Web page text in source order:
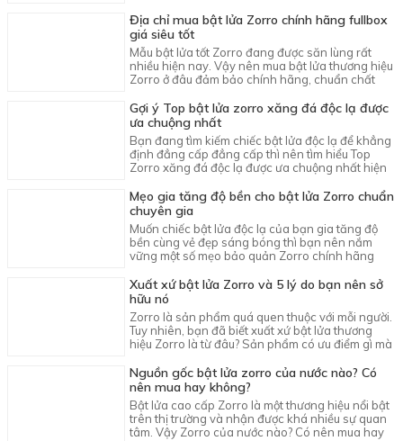
Địa chỉ mua bật lửa Zorro chính hãng fullbox
giá siêu tốt
Mẫu bật lửa tốt Zorro đang được săn lùng rất
nhiều hiện nay. Vậy nên mua bật lửa thương hiệu
Zorro ở đâu đảm bảo chính hãng, chuẩn chất
Gợi ý Top bật lửa zorro xăng đá độc lạ được
ưa chuộng nhất
Bạn đang tìm kiếm chiếc bật lửa độc lạ để khẳng
định đẳng cấp đẳng cấp thì nên tìm hiểu Top
Zorro xăng đá độc lạ được ưa chuộng nhất hiện
Mẹo gia tăng độ bền cho bật lửa Zorro chuẩn
chuyên gia
Muốn chiếc bật lửa độc lạ của bạn gia tăng độ
bền cùng vẻ đẹp sáng bóng thì bạn nên nắm
vững một số mẹo bảo quản Zorro chính hãng
Xuất xứ bật lửa Zorro và 5 lý do bạn nên sở
hữu nó
Zorro là sản phẩm quá quen thuộc với mỗi người.
Tuy nhiên, bạn đã biết xuất xứ bật lửa thương
hiệu Zorro là từ đâu? Sản phẩm có ưu điểm gì mà
Nguồn gốc bật lửa zorro của nước nào? Có
nên mua hay không?
Bật lửa cao cấp Zorro là một thương hiệu nổi bật
trên thị trường và nhận được khá nhiều sự quan
tâm. Vậy Zorro của nước nào? Có nên mua hay